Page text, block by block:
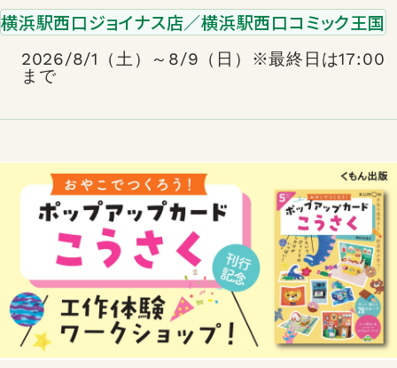
横浜駅西口ジョイナス店／横浜駅西口コミック王国
2026/8/1（土）～8/9（日）※最終日は17:00
まで